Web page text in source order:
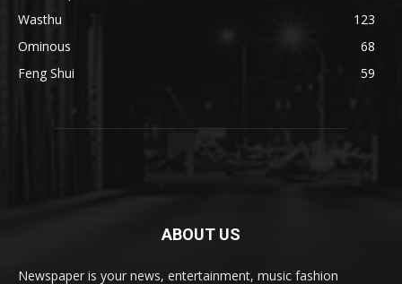
Wasthu
123
Ominous
68
Feng Shui
59
ABOUT US
Newspaper is your news, entertainment, music fashion